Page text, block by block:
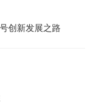
创新发展之路